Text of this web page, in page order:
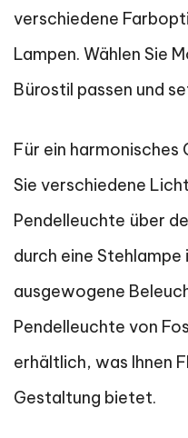
verschiedene
Lampen. Wählen Sie
Bürostil passen und
Für ein harmonisches
Sie verschiedene
Pendelleuchte über
durch eine
ausgewogene
Pendelleuchte von
erhältlich, was Ihnen
Gestaltung bietet.